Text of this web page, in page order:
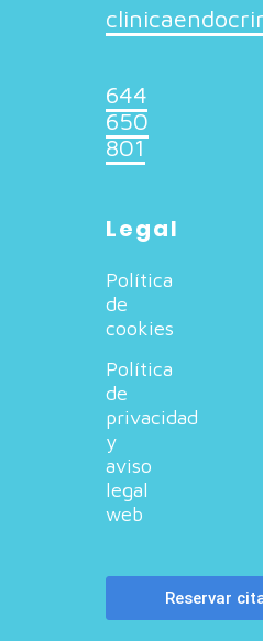
644
650
801
Legal
Política
de
cookies
Política
de
privacidad
y
aviso
legal
web